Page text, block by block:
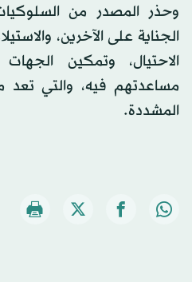
وحذر المصدر من
الجناية على الآخرين،
الاحتيال، وتمكين
مساعدتهم فيه، والتي تعد
المشددة.